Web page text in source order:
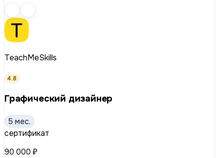
TeachMeSkills
4.8
Графический дизайнер
5 мес.
сертификат
90 000 ₽